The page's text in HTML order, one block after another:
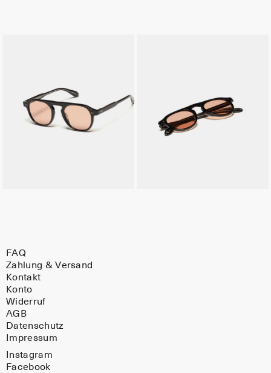
FAQ
Zahlung & Versand
Kontakt
Konto
Widerruf
AGB
Datenschutz
Impressum
Instagram
Facebook